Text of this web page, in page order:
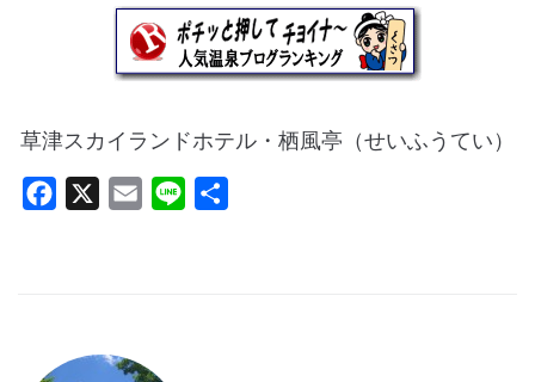
草津スカイランドホテル・栖風亭（せいふうてい）
o